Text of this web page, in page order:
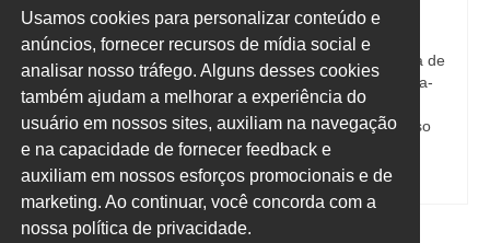
A Direção do Sindicato agradece a todos(as) os(as)
servidores(as) que participaram da sessão da Câmara de
Vereadores de Xanxerê, realizada na noite de segunda-
feira (22/06). A presença dos trabalhadores foi
fundamental para demonstrar a união e o compromisso
da categoria …Conteúdo
Usamos cookies para personalizar conteúdo e
anúncios, fornecer recursos de mídia social e
analisar nosso tráfego. Alguns desses cookies
também ajudam a melhorar a experiência do
usuário em nossos sites, auxiliam na navegação
e na capacidade de fornecer feedback e
auxiliam em nossos esforços promocionais e de
marketing. Ao continuar, você concorda com a
nossa política de privacidade.